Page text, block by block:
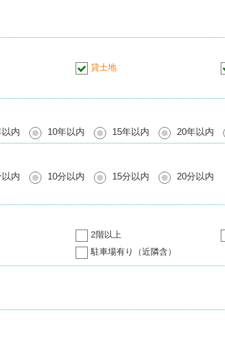
貸土地
内 10年以内 15年以内 20年以内
内 10分以内 15分以内 20分以内
2階以上
駐車場有り（近隣含）